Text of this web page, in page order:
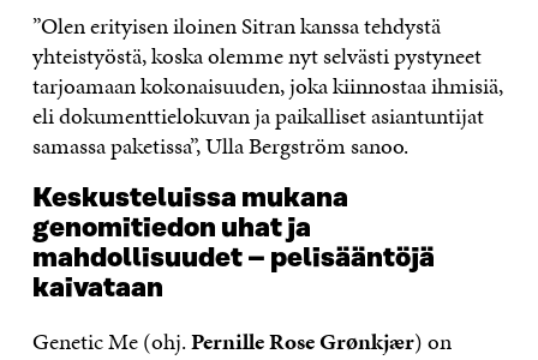
”Olen erityisen iloinen Sitran kanssa tehdystä
yhteistyöstä, koska olemme nyt selvästi pystyneet
tarjoamaan kokonaisuuden, joka kiinnostaa ihmisiä,
eli dokumenttielokuvan ja paikalliset asiantuntijat
samassa paketissa”, Ulla Bergström sanoo.
Keskusteluissa mukana
genomitiedon uhat ja
mahdollisuudet – pelisääntöjä
kaivataan
Genetic Me (ohj.Pernille Rose Grønkjær) on